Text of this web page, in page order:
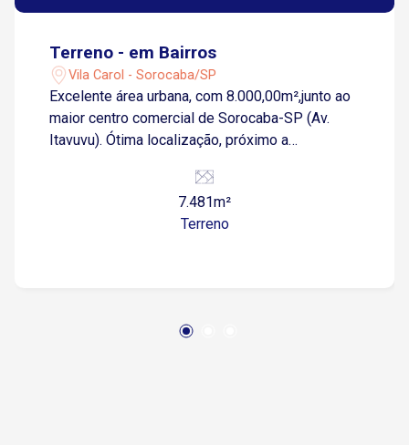
Terreno - em Bairros
Vila Carol - Sorocaba/SP
Excelente área urbana, com 8.000,00m²,junto ao
maior centro comercial de Sorocaba-SP (Av.
Itavuvu). Ótima localização, próximo a
creches, pronto socorro, igrejas, atacadistas,
bancos, restaurantes e demais pontos
7.481m²
Terreno